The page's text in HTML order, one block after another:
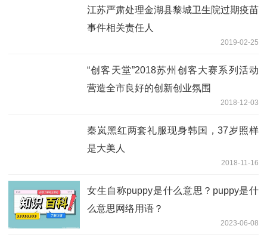
江苏严肃处理金湖县黎城卫生院过期疫苗
事件相关责任人
2019-02-25
“创客天堂”2018苏州创客大赛系列活动
营造全市良好的创新创业氛围
2018-12-03
秦岚黑红两套礼服现身韩国，37岁照样
是大美人
2018-11-16
女生自称puppy是什么意思？puppy是什
么意思网络用语？
2023-06-08